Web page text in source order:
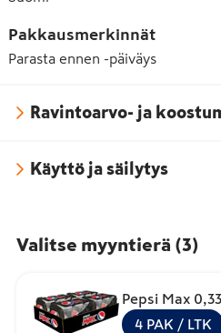
Pakkausmerkinnät
Parasta ennen -päiväys
Ravintoarvo- ja
Käyttö ja säilytys
Valitse myyntierä (3)
Pepsi Max
4 PAK / LTK